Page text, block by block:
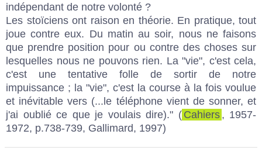
indépendant de notre volonté ?
Les stoïciens ont raison en théorie. En pratique, tout
joue contre eux. Du matin au soir, nous ne faisons
que prendre position pour ou contre des choses sur
lesquelles nous ne pouvons rien. La "vie", c'est cela,
c'est une tentative folle de sortir de notre
impuissance ; la "vie", c'est la course à la fois voulue
et inévitable vers (...le téléphone vient de sonner, et
j'ai oublié ce que je voulais dire)." ( Cahiers , 1957-
1972, p.738-739, Gallimard, 1997)